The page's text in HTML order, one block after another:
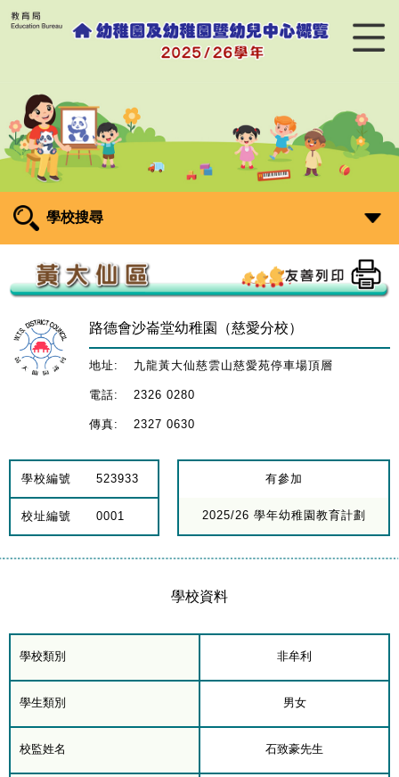
學校搜尋
路德會沙崙堂幼稚園（慈愛分校）
地址: 九龍黃大仙慈雲山慈愛苑停車場頂層
電話: 2326 0280
傳真: 2327 0630
學校編號 523933
校址編號 0001
有參加
2025/26 學年幼稚園教育計劃
學校資料
學校類別 非牟利
學生類別 男女
校監姓名 石致豪先生